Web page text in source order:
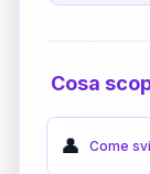
Cosa
👤 Come